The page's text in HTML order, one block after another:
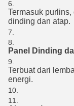
Termasuk
dinding dan atap.
Panel Dinding
Terbuat dari
energi.